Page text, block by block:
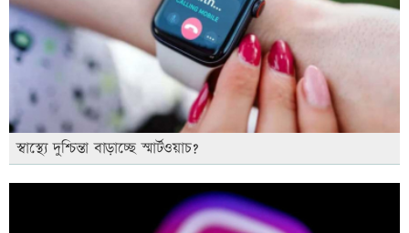
স্বাস্থ্যে দুশ্চিন্তা বাড়াচ্ছে স্মার্টওয়াচ?